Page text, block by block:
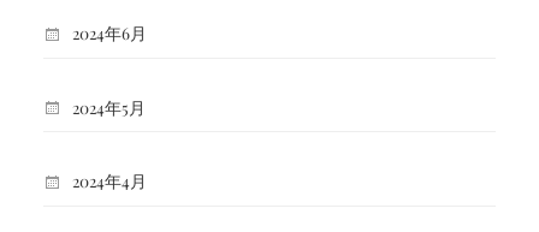
2024年6月
2024年5月
2024年4月